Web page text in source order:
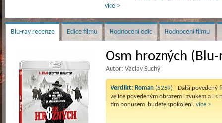
více >
Blu-ray recenze Edice filmu Hodnocení edic Hodnocení filmu
Osm hrozných (Blu-
Autor: Václav Suchý
Verdikt: Roman (5259) - Další povedený
velice povedeným obrazem i zvukem a i s
tím bonusem ,budete spokojeni. více >